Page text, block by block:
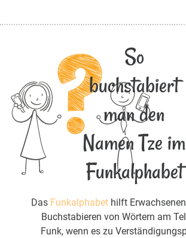
So
buchstabiert
man den
Namen Tze im
Funkalphabet
Das Funkalphabet hilft
Buchstabieren von Wörtern am
Funk, wenn es zu